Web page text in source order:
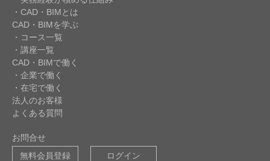
・CAD・BIMとは
CAD・BIMを学ぶ
・コース一覧
・講座一覧
CAD・BIMで働く
・企業で働く
・在宅で働く
法人のお客様
よくある質問
お問合せ
無料会員登録
ログイン